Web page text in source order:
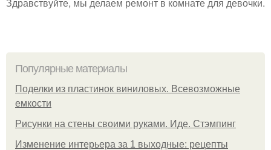
Популярные материалы
Поделки из пластинок виниловых. Всевозможные
емкости
Рисунки на стены своими руками. Иде. Стэмпинг
Изменение интерьера за 1 выходные: рецепты